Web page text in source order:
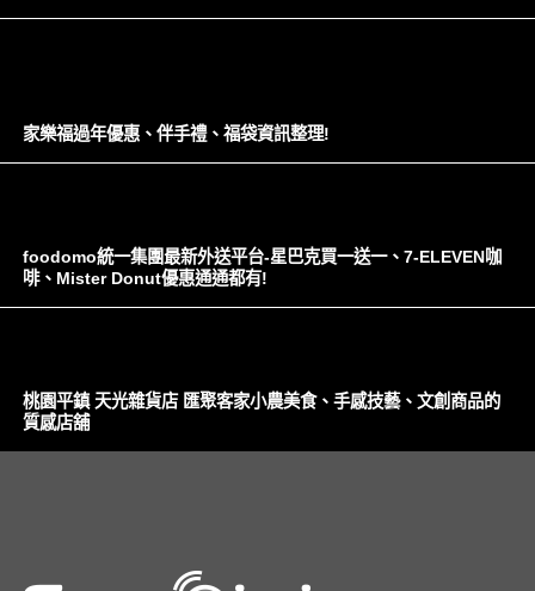
家樂福過年優惠、伴手禮、福袋資訊整理!
foodomo統一集團最新外送平台-星巴克買一送一、7-ELEVEN咖
啡、Mister Donut優惠通通都有!
桃園平鎮 天光雜貨店 匯聚客家小農美食、手感技藝、文創商品的
質感店舖